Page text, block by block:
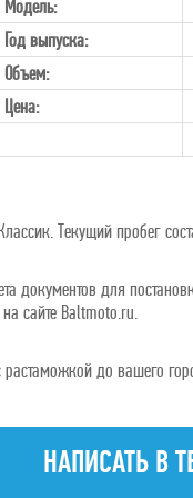
Модель:
Год выпуска:
Объем:
Цена:
Текущий пробег
документов для
сайте Baltmoto.ru.
растаможкой до вашего
НАПИСАТЬ В